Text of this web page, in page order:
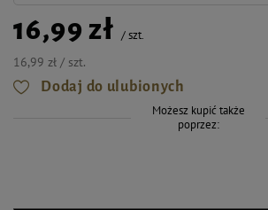
16,99 zł /szt.
16,99 zł / szt.
Dodaj do ulubionych
Możesz kupić także
poprzez: